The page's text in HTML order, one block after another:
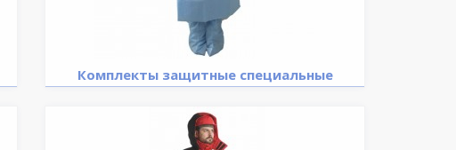
Комплекты защитные специальные